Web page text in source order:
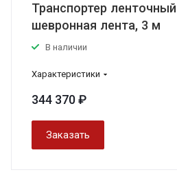
Транспортер
шевронная лента, 3 м
В наличии
Характеристики
344 370 ₽
Заказать